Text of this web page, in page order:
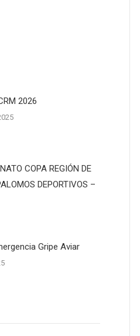
2026
COPA REGIÓN DE
DEPORTIVOS –
Gripe Aviar